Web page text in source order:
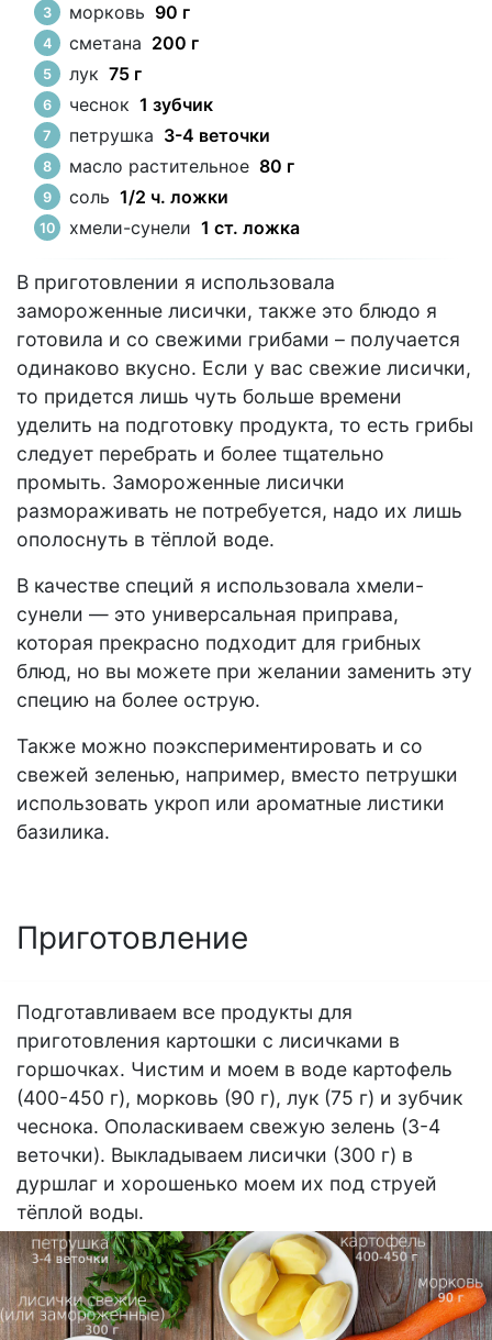
морковь 90 г
сметана 200 г
лук 75 г
чеснок 1 зубчик
петрушка 3-4 веточки
масло растительное 80 г
соль 1/2 ч. ложки
хмели-сунели 1 ст. ложка
В приготовлении я использовала
замороженные лисички, также это блюдо я
готовила и со свежими грибами – получается
одинаково вкусно. Если у вас свежие лисички,
то придется лишь чуть больше времени
уделить на подготовку продукта, то есть грибы
следует перебрать и более тщательно
промыть. Замороженные лисички
размораживать не потребуется, надо их лишь
ополоснуть в тёплой воде.
В качестве специй я использовала хмели-
сунели — это универсальная приправа,
которая прекрасно подходит для грибных
блюд, но вы можете при желании заменить эту
специю на более острую.
Также можно поэкспериментировать и со
свежей зеленью, например, вместо петрушки
использовать укроп или ароматные листики
базилика.
Приготовление
Подготавливаем все продукты для
приготовления картошки с лисичками в
горшочках. Чистим и моем в воде картофель
(400-450 г), морковь (90 г), лук (75 г) и зубчик
чеснока. Ополаскиваем свежую зелень (3-4
веточки). Выкладываем лисички (300 г) в
дуршлаг и хорошенько моем их под струей
тёплой воды.